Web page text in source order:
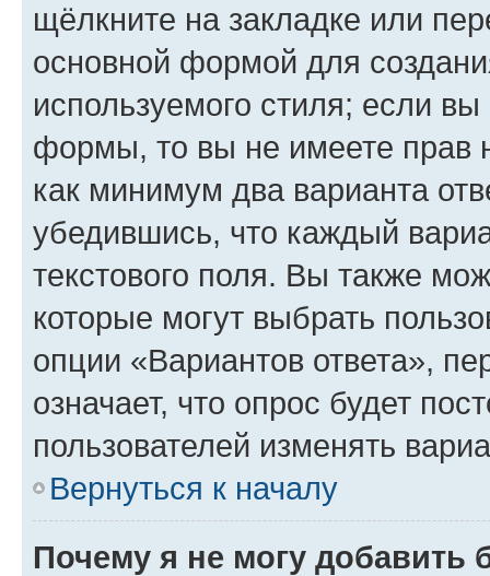
щёлкните на закладке или
основной формой для
используемого стиля; если
формы, то вы не имеете прав
как минимум два варианта
убедившись, что каждый
текстового поля. Вы также
которые могут выбрать
опции «Вариантов ответа»,
означает, что опрос будет
пользователей изменять
Вернуться к началу
Почему я не могу добавить